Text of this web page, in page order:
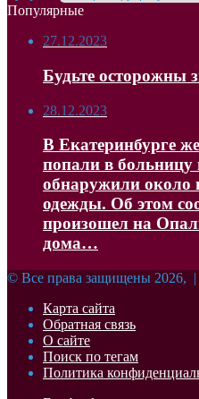
Популярные
27.12.2023
Будьте осторожны
28.12.2023
В Екатеринбурге
попали в больницу
обнаружили около
одежды. Об этом
произошел на
дома…
© Все права защищены 2026, |
Карта сайта
Обратная связь
О сайте
Поиск по тегам
Политика